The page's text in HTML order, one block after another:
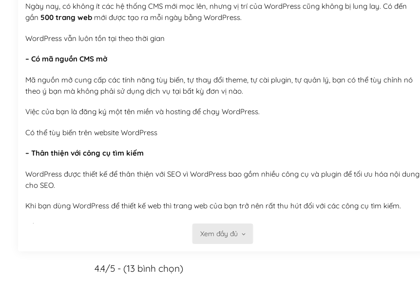
Ngày nay, có không ít các hệ thống CMS mới mọc lên, nhưng vị trí của WordPress cũng không bị lung lay. Có đến
gần 500 trang webmới được tạo ra mỗi ngày bằng WordPress.
WordPress vẫn luôn tồn tại theo thời gian
– Có mã nguồn CMS mở
Mã nguồn mở cung cấp các tính năng tùy biến, tự thay đổi theme, tự cài plugin, tự quản lý, bạn có thể tùy chỉnh nó
theo ý bạn mà không phải sử dụng dịch vụ tại bất kỳ đơn vị nào.
Việc của bạn là đăng ký một tên miền và hosting để chạy WordPress.
Có thể tùy biến trên website WordPress
– Thân thiện với công cụ tìm kiếm
WordPress được thiết kế để thân thiện với SEO vì WordPress bao gồm nhiều công cụ và plugin để tối ưu hóa nội dung
cho SEO.
Khi bạn dùng WordPress để thiết kế web thì trang web của bạn trở nên rất thu hút đối với các công cụ tìm kiếm.
Tối ưu hóa công cụ tìm kiếm
Khi bạn sử dụng WordPress, thì vấn đề giao diện của bạn trở nên dễ dàng và nhanh chóng. Với kho Theme
Xem đầy đủ
4.4/5 - (13 bình chọn)